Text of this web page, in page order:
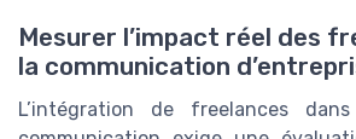
Mesurer l’impact réel des
la communication
L’intégration de freelances